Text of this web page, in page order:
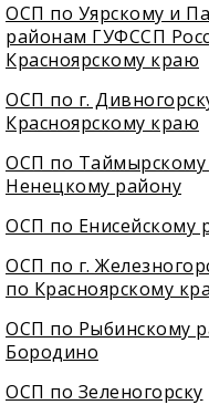
ОСП по Уярскому и
районам ГУФССП
Красноярскому краю
ОСП по г.
Красноярскому краю
ОСП по Таймырскому
Ненецкому району
ОСП по Енисейскому
ОСП по г.
по Красноярскому
ОСП по Рыбинскому
Бородино
ОСП по Зеленогорску